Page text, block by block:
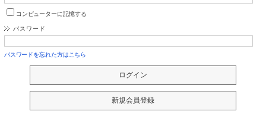
コンピューターに記憶する
パスワード
パスワードを忘れた方はこちら